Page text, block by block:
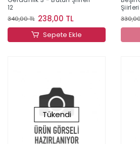
12
340,00 TL 238,00 TL
Sepete Ekle
Tükendi